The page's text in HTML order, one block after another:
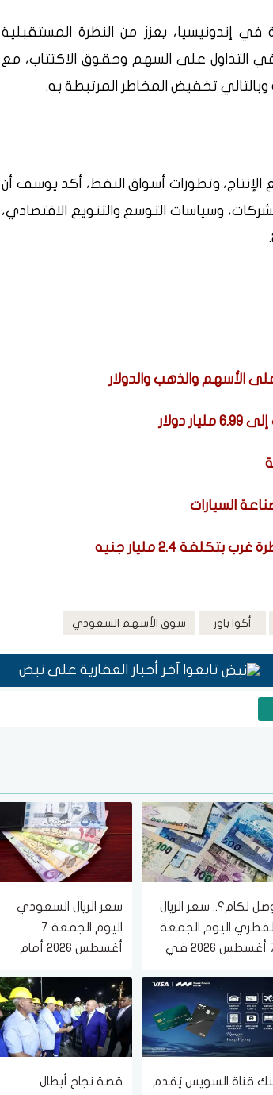
إندونيسيا، يعزز من النظرة المستقبلية
التداول على السهم وحقوق الاكتتاب، مع
وبالتالي تخفيض المخاطر المرتبطة به.
الإنتاج، وتطورات أسواق النفط، أكد يوسف أن
وسياسات التوسع والتنويع الاقتصادي،
الأسهم والذهب والدولار
دولار
السيارات
2.4 مليار جنيه
أكوا باور سوق الأسهم السعودي
تابعوا آخر أخبار العقارية على نبض
لكام؟.. سعر الريال
القطري اليوم الجمعة
7 أغسطس 2026 في
سعر الريال السعودي
اليوم الجمعة 7
أغسطس 2026 أمام
البنوك
قناة السويس يُقدم قصة نجاح أبطال